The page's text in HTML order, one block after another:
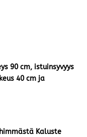
90 cm, istuinsyvyys
40 cm ja
Kaluste